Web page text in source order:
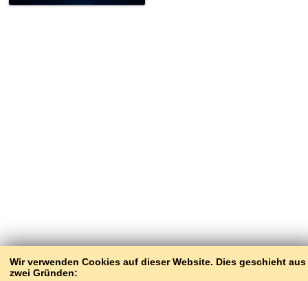
Wir verwenden Cookies auf dieser Website. Dies geschieht aus
zwei Gründen: